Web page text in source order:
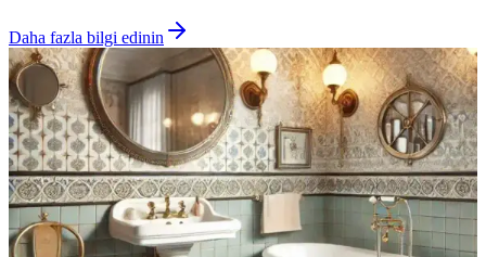
Daha fazla bilgi edinin